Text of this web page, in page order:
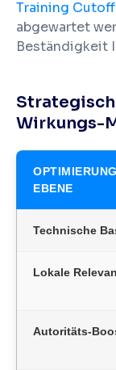
Training Cutoff
abgewartet
Beständigkeit
Wirkungs-
EBENE
Technische
Lokale
Autoritäts-